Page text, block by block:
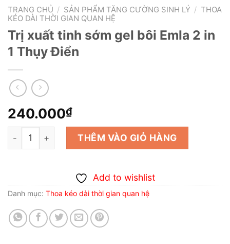
TRANG CHỦ / SẢN PHẨM TĂNG CƯỜNG SINH LÝ / THOA
KÉO DÀI THỜI GIAN QUAN HỆ
Trị xuất tinh sớm gel bôi Emla 2 in
1 Thụy Điển
240.000₫
Trị xuất tinh sớm gel bôi Emla 2 in 1 Thụy Điển số lượng
THÊM VÀO GIỎ HÀNG
Add to wishlist
Danh mục: Thoa kéo dài thời gian quan hệ